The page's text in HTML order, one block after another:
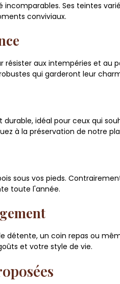
Ses teintes
conviviaux.
résister aux intempéries et au
qui garderont leur
idéal pour ceux qui
à la préservation de notre
sous vos pieds.
toute l'année.
détente, un coin repas ou
et votre style de vie.